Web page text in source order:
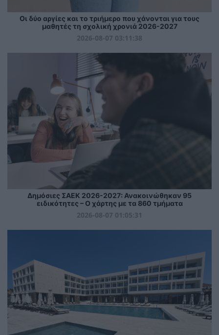
Οι δύο αργίες και το τριήμερο που χάνονται για τους
μαθητές τη σχολική χρονιά 2026-2027
2026-08-07 03:11:38
Δημόσιες ΣΑΕΚ 2026-2027: Ανακοινώθηκαν 95
ειδικότητες – Ο χάρτης με τα 860 τμήματα
2026-08-07 01:05:31